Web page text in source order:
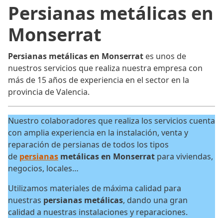
Persianas metálicas en
Monserrat
Persianas metálicas en Monserrat es unos de
nuestros servicios que realiza nuestra empresa con
más de 15 años de experiencia en el sector en la
provincia de Valencia.
Nuestro colaboradores que realiza los servicios cuenta
con amplia experiencia en la instalación, venta y
reparación de persianas de todos los tipos
de persianas metálicas en Monserrat para viviendas,
negocios, locales…
Utilizamos materiales de máxima calidad para
nuestras persianas metálicas, dando una gran
calidad a nuestras instalaciones y reparaciones.